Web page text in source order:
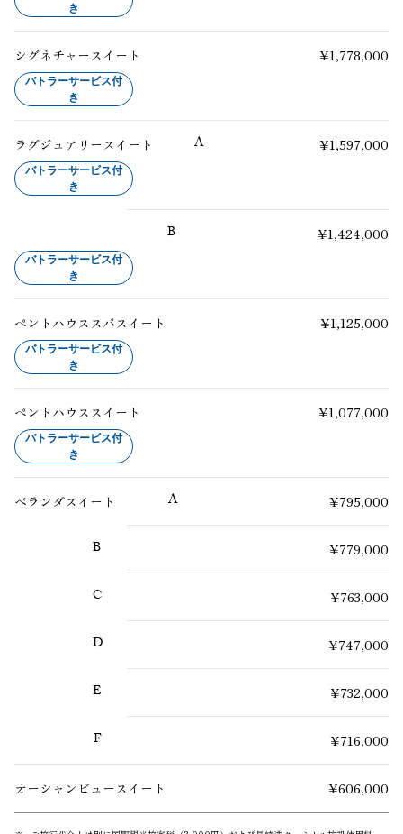
き
シグネチャー スイート ¥1,778,000
バトラーサービス付
き
ラグジュアリー スイート A ¥1,597,000
バトラーサービス付
き
B ¥1,424,000
バトラーサービス付
き
ペントハウススパスイート ¥1,125,000
バトラーサービス付
き
ペントハウス スイート ¥1,077,000
バトラーサービス付
き
ベランダスイート A ¥795,000
B ¥779,000
C ¥763,000
D ¥747,000
E ¥732,000
F ¥716,000
オーシャンビュー スイート ¥606,000